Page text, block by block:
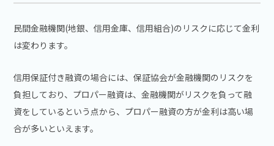
民間金融機関(地銀、信用金庫、信用組合)のリスクに応じて金利
は変わります。
信用保証付き融資の場合には、保証協会が金融機関のリスクを
負担しており、プロパー融資は、金融機関がリスクを負って融
資をしているという点から、プロパー融資の方が金利は高い場
合が多いといえます。